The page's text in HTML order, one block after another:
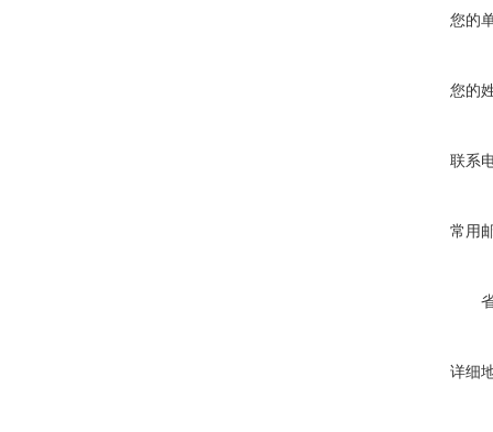
您的
您的
联系
常用
详细